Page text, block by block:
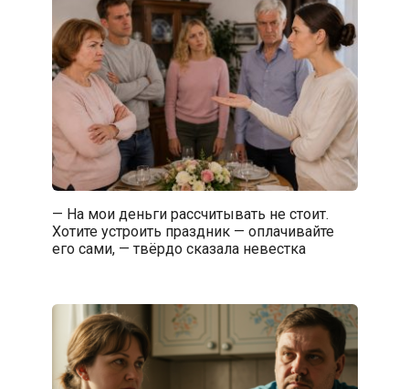
— На мои деньги рассчитывать не стоит.
Хотите устроить праздник — оплачивайте
его сами, — твёрдо сказала невестка